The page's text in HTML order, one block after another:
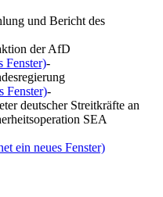
und Bericht des
der AfD
Fenster)-
Fenster)-
deutscher Streitkräfte an
SEA
ein neues Fenster)